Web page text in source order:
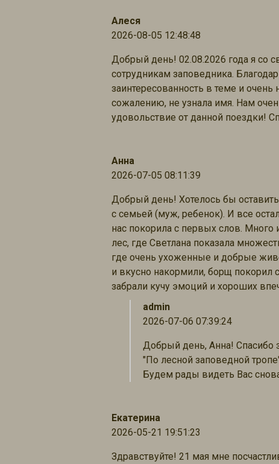
Алеся
2026-08-05 12:48:48
Добрый день! 02.08.2026 года я со
сотрудникам заповедника.
заинтересованность в теме и
сожалению, не узнала имя. Нам
удовольствие от данной поездки!
Анна
2026-07-05 08:11:39
Добрый день! Хотелось бы
с семьей (муж, ребенок). И все
нас покорила с первых слов. Много
лес, где Светлана показала
где очень ухоженные и добрые
и вкусно накормили, борщ покорил
забрали кучу эмоций и хороших
admin
2026-07-06 07:39:24
Добрый день, Анна! Спасибо
"По лесной заповедной
Будем рады видеть Вас
Екатерина
2026-05-21 19:51:23
Здравствуйте! 21 мая мне